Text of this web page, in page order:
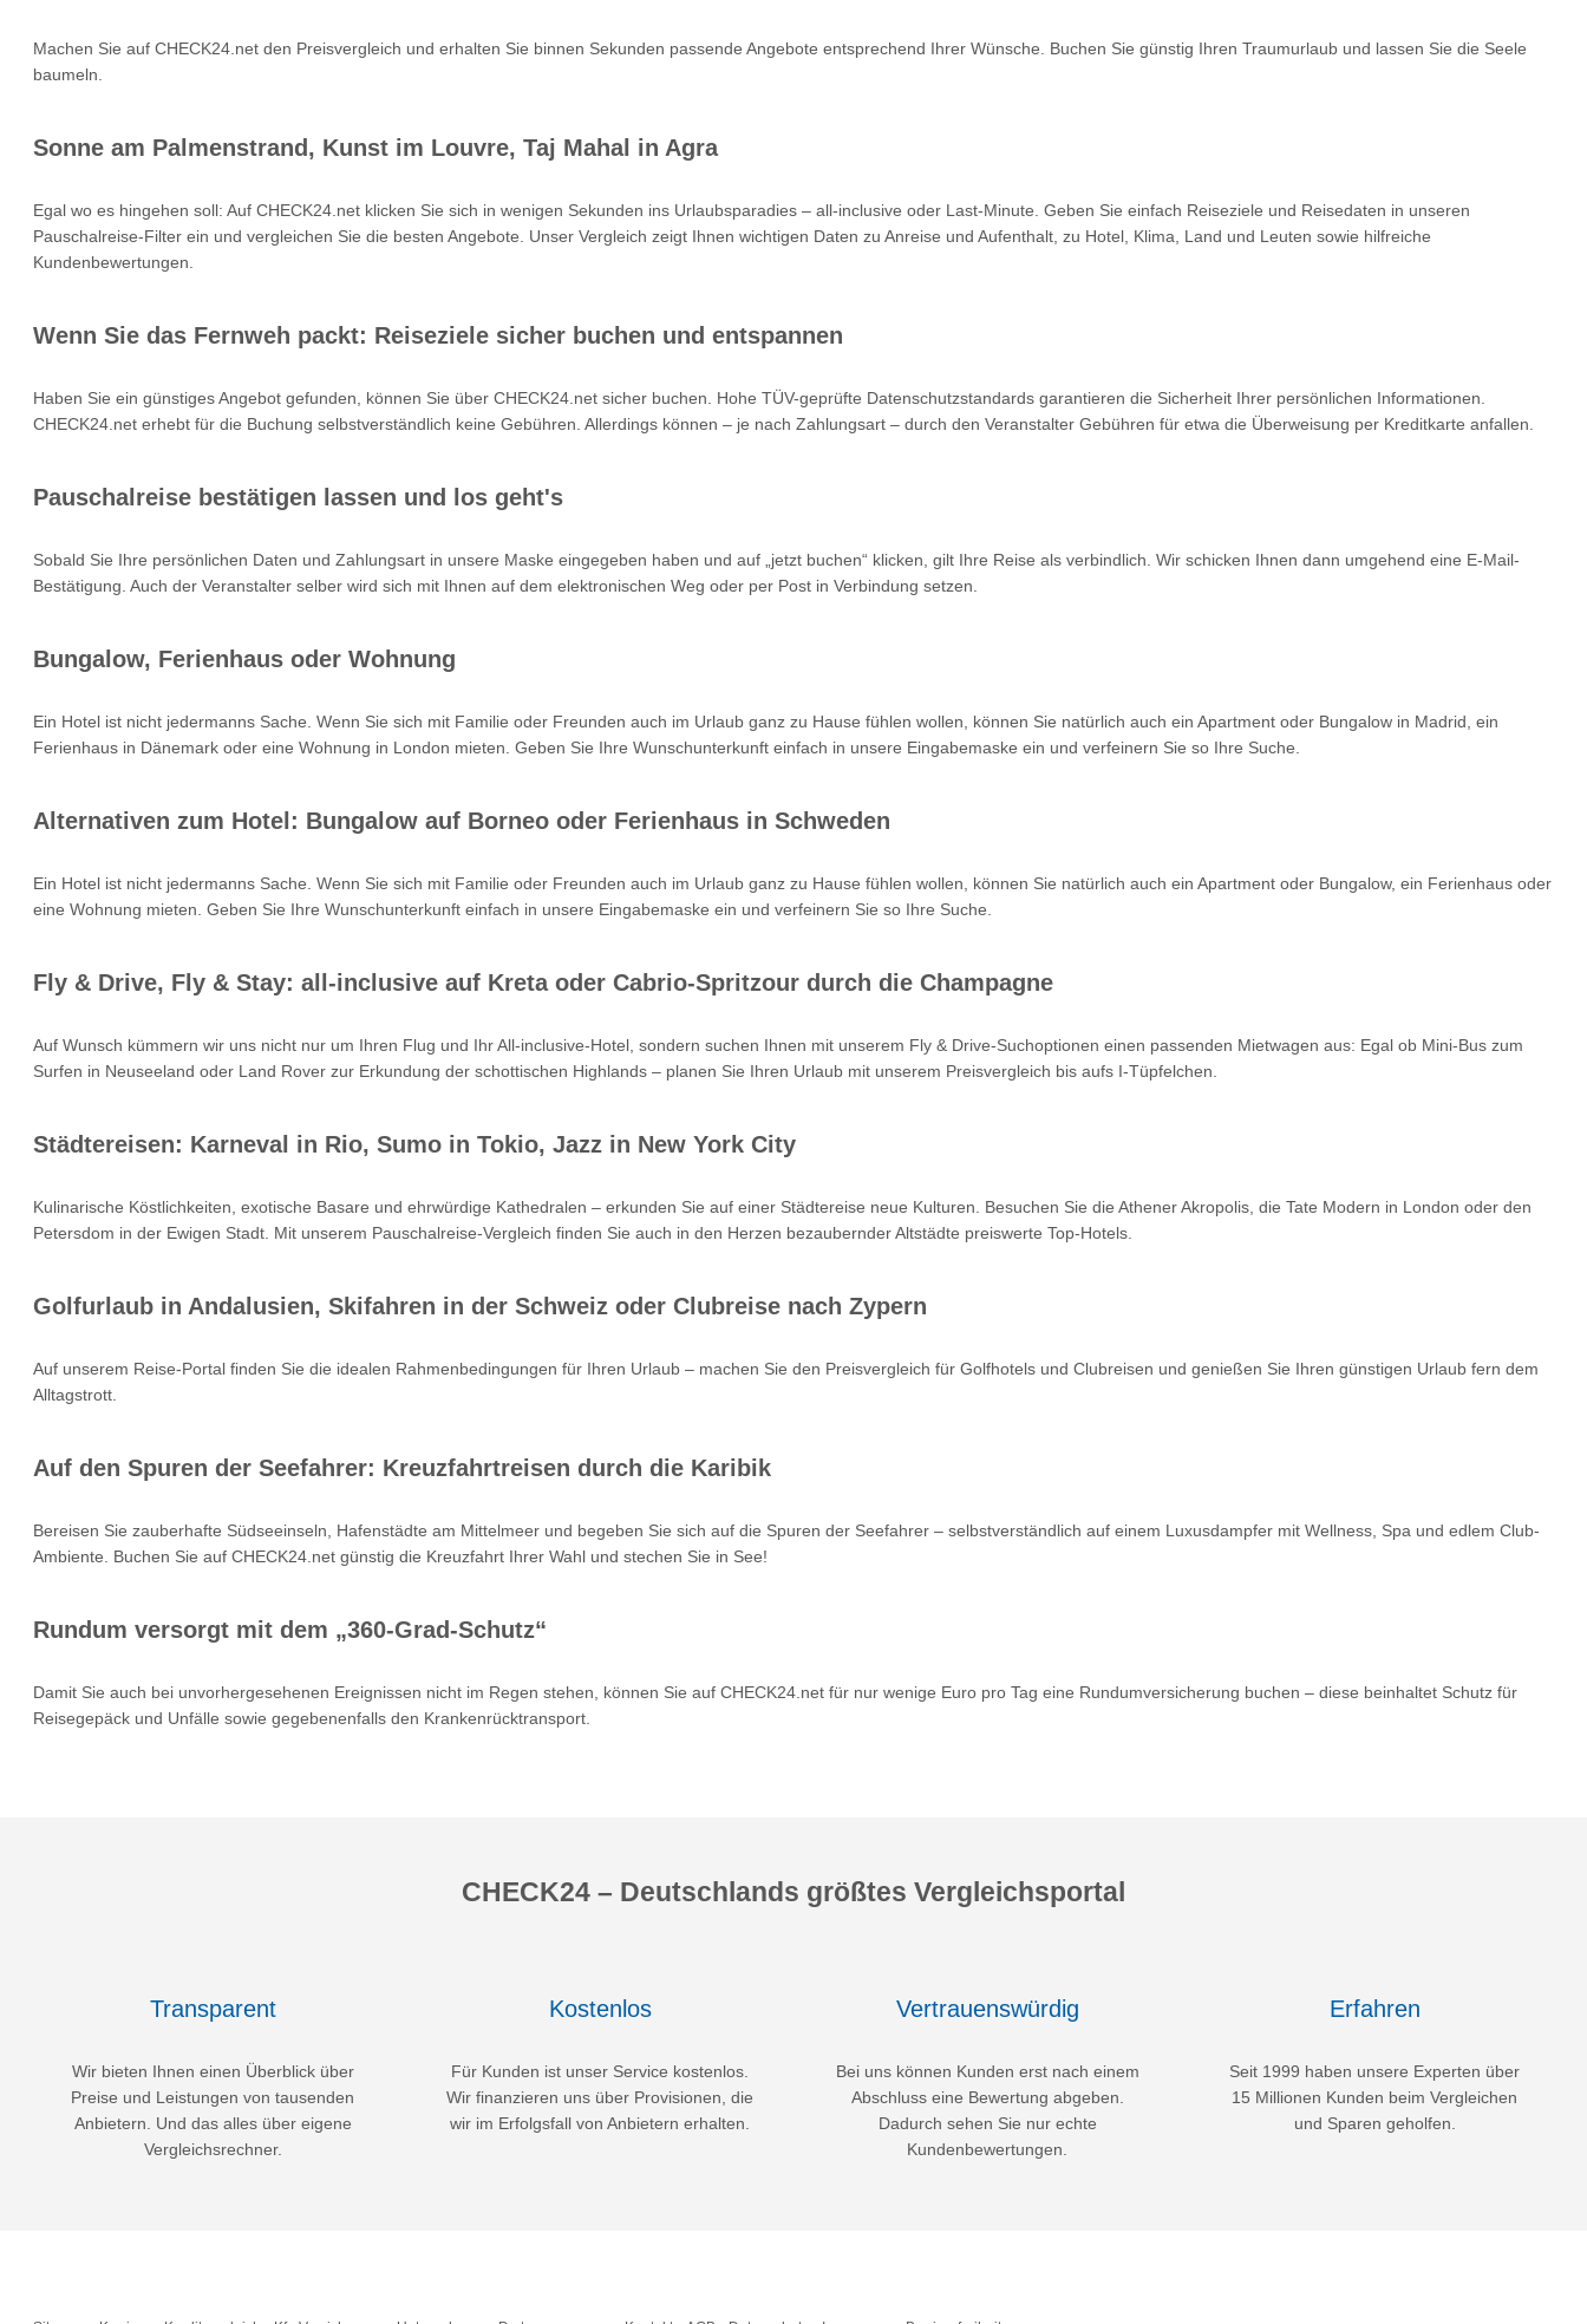
Machen Sie auf CHECK24.net den Preisvergleich und erhalten Sie binnen Sekunden passende Angebote entsprechend Ihrer Wünsche. Buchen Sie günstig Ihren Traumurlaub und lassen Sie die Seele
baumeln.
Sonne am Palmenstrand, Kunst im Louvre, Taj Mahal in Agra
Egal wo es hingehen soll: Auf CHECK24.net klicken Sie sich in wenigen Sekunden ins Urlaubsparadies – all-inclusive oder Last-Minute. Geben Sie einfach Reiseziele und Reisedaten in unseren
Pauschalreise-Filter ein und vergleichen Sie die besten Angebote. Unser Vergleich zeigt Ihnen wichtigen Daten zu Anreise und Aufenthalt, zu Hotel, Klima, Land und Leuten sowie hilfreiche
Kundenbewertungen.
Wenn Sie das Fernweh packt: Reiseziele sicher buchen und entspannen
Haben Sie ein günstiges Angebot gefunden, können Sie über CHECK24.net sicher buchen. Hohe TÜV-geprüfte Datenschutzstandards garantieren die Sicherheit Ihrer persönlichen Informationen.
CHECK24.net erhebt für die Buchung selbstverständlich keine Gebühren. Allerdings können – je nach Zahlungsart – durch den Veranstalter Gebühren für etwa die Überweisung per Kreditkarte anfallen.
Pauschalreise bestätigen lassen und los geht's
Sobald Sie Ihre persönlichen Daten und Zahlungsart in unsere Maske eingegeben haben und auf „jetzt buchen“ klicken, gilt Ihre Reise als verbindlich. Wir schicken Ihnen dann umgehend eine E-Mail-
Bestätigung. Auch der Veranstalter selber wird sich mit Ihnen auf dem elektronischen Weg oder per Post in Verbindung setzen.
Bungalow, Ferienhaus oder Wohnung
Ein Hotel ist nicht jedermanns Sache. Wenn Sie sich mit Familie oder Freunden auch im Urlaub ganz zu Hause fühlen wollen, können Sie natürlich auch ein Apartment oder Bungalow in Madrid, ein
Ferienhaus in Dänemark oder eine Wohnung in London mieten. Geben Sie Ihre Wunschunterkunft einfach in unsere Eingabemaske ein und verfeinern Sie so Ihre Suche.
Alternativen zum Hotel: Bungalow auf Borneo oder Ferienhaus in Schweden
Ein Hotel ist nicht jedermanns Sache. Wenn Sie sich mit Familie oder Freunden auch im Urlaub ganz zu Hause fühlen wollen, können Sie natürlich auch ein Apartment oder Bungalow, ein Ferienhaus oder
eine Wohnung mieten. Geben Sie Ihre Wunschunterkunft einfach in unsere Eingabemaske ein und verfeinern Sie so Ihre Suche.
Fly & Drive, Fly & Stay: all-inclusive auf Kreta oder Cabrio-Spritzour durch die Champagne
Auf Wunsch kümmern wir uns nicht nur um Ihren Flug und Ihr All-inclusive-Hotel, sondern suchen Ihnen mit unserem Fly & Drive-Suchoptionen einen passenden Mietwagen aus: Egal ob Mini-Bus zum
Surfen in Neuseeland oder Land Rover zur Erkundung der schottischen Highlands – planen Sie Ihren Urlaub mit unserem Preisvergleich bis aufs I-Tüpfelchen.
Städtereisen: Karneval in Rio, Sumo in Tokio, Jazz in New York City
Kulinarische Köstlichkeiten, exotische Basare und ehrwürdige Kathedralen – erkunden Sie auf einer Städtereise neue Kulturen. Besuchen Sie die Athener Akropolis, die Tate Modern in London oder den
Petersdom in der Ewigen Stadt. Mit unserem Pauschalreise-Vergleich finden Sie auch in den Herzen bezaubernder Altstädte preiswerte Top-Hotels.
Golfurlaub in Andalusien, Skifahren in der Schweiz oder Clubreise nach Zypern
Auf unserem Reise-Portal finden Sie die idealen Rahmenbedingungen für Ihren Urlaub – machen Sie den Preisvergleich für Golfhotels und Clubreisen und genießen Sie Ihren günstigen Urlaub fern dem
Alltagstrott.
Auf den Spuren der Seefahrer: Kreuzfahrtreisen durch die Karibik
Bereisen Sie zauberhafte Südseeinseln, Hafenstädte am Mittelmeer und begeben Sie sich auf die Spuren der Seefahrer – selbstverständlich auf einem Luxusdampfer mit Wellness, Spa und edlem Club-
Ambiente. Buchen Sie auf CHECK24.net günstig die Kreuzfahrt Ihrer Wahl und stechen Sie in See!
Rundum versorgt mit dem „360-Grad-Schutz“
Damit Sie auch bei unvorhergesehenen Ereignissen nicht im Regen stehen, können Sie auf CHECK24.net für nur wenige Euro pro Tag eine Rundumversicherung buchen – diese beinhaltet Schutz für
Reisegepäck und Unfälle sowie gegebenenfalls den Krankenrücktransport.
CHECK24 – Deutschlands größtes Vergleichsportal
Transparent
Wir bieten Ihnen einen Überblick über
Preise und Leistungen von tausenden
Anbietern. Und das alles über eigene
Vergleichsrechner.
Kostenlos
Für Kunden ist unser Service kostenlos.
Wir finanzieren uns über Provisionen, die
wir im Erfolgsfall von Anbietern erhalten.
Vertrauenswürdig
Bei uns können Kunden erst nach einem
Abschluss eine Bewertung abgeben.
Dadurch sehen Sie nur echte
Kundenbewertungen.
Erfahren
Seit 1999 haben unsere Experten über
15 Millionen Kunden beim Vergleichen
und Sparen geholfen.